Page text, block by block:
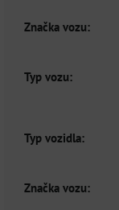
Značka vozu:
Typ vozu:
Typ vozidla:
Značka vozu: